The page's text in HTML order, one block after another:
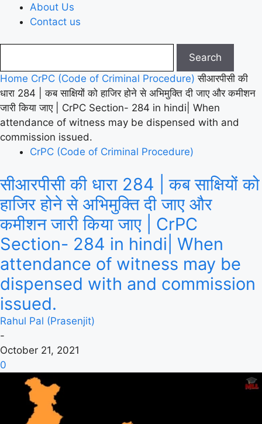
About Us
Contact us
Home CrPC (Code of Criminal Procedure) सीआरपीसी की
धारा 284 | कब साक्षियों को हाजिर होने से अभिमुक्ति दी जाए और कमीशन
जारी किया जाए | CrPC Section- 284 in hindi| When
attendance of witness may be dispensed with and
commission issued.
CrPC (Code of Criminal Procedure)
सीआरपीसी की धारा 284 | कब साक्षियों को
हाजिर होने से अभिमुक्ति दी जाए और
कमीशन जारी किया जाए | CrPC
Section- 284 in hindi| When
attendance of witness may be
dispensed with and commission
issued.
Rahul Pal (Prasenjit)
-
October 21, 2021
0